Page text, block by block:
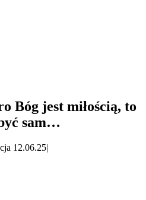
Bóg jest miłością, to
sam…
12.06.25|